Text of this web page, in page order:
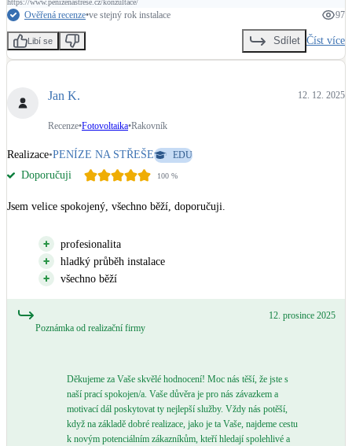
Ověřená recenze•ve stejný rok instalace 97
Libí se Sdílet Číst více
Jan K. 12. 12. 2025
Recenze•Fotovoltaika•Rakovník
Realizace•PENÍZE NA STŘEŠE EDU
Doporučuji 100 %
Jsem velice spokojený, všechno běží, doporučuji.
profesionalita
hladký průběh instalace
všechno běží
Poznámka od realizační firmy
12. prosince 2025
Děkujeme za Vaše skvělé hodnocení! Moc nás těší, že jste s
naší prací spokojen/a. Vaše důvěra je pro nás závazkem a
motivací dál poskytovat ty nejlepší služby. Vždy nás potěší,
když na základě dobré realizace, jako je ta Vaše, najdeme cestu
k novým potenciálním zákazníkům, kteří hledají spolehlivé a